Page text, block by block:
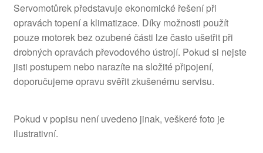
Servomotůrek představuje ekonomické řešení při
opravách topení a klimatizace. Díky možnosti použít
pouze motorek bez ozubené části lze často ušetřit při
drobných opravách převodového ústrojí. Pokud si nejste
jisti postupem nebo narazíte na složité připojení,
doporučujeme opravu svěřit zkušenému servisu.
Pokud v popisu není uvedeno jinak, veškeré foto je
ilustrativní.